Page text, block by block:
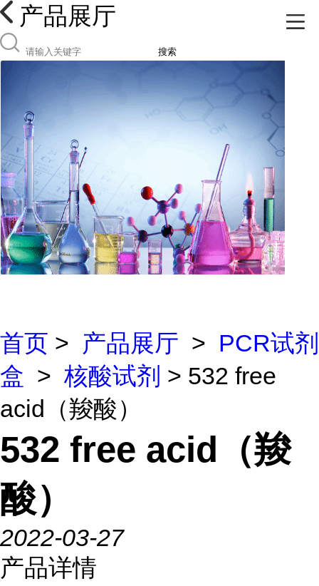
产品展厅
搜索
首页 > 产品展厅 > PCR试剂
盒 > 核酸试剂 > 532 free
acid（羧酸）
532 free acid（羧
酸）
2022-03-27
产品详情